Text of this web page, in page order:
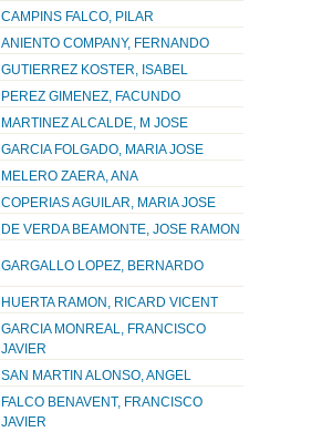
CAMPINS FALCO, PILAR
ANIENTO COMPANY, FERNANDO
GUTIERREZ KOSTER, ISABEL
PEREZ GIMENEZ, FACUNDO
MARTINEZ ALCALDE, M JOSE
GARCIA FOLGADO, MARIA JOSE
MELERO ZAERA, ANA
COPERIAS AGUILAR, MARIA JOSE
DE VERDA BEAMONTE, JOSE RAMON
GARGALLO LOPEZ, BERNARDO
HUERTA RAMON, RICARD VICENT
GARCIA MONREAL, FRANCISCO
JAVIER
SAN MARTIN ALONSO, ANGEL
FALCO BENAVENT, FRANCISCO
JAVIER